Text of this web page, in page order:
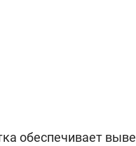
обеспечивает